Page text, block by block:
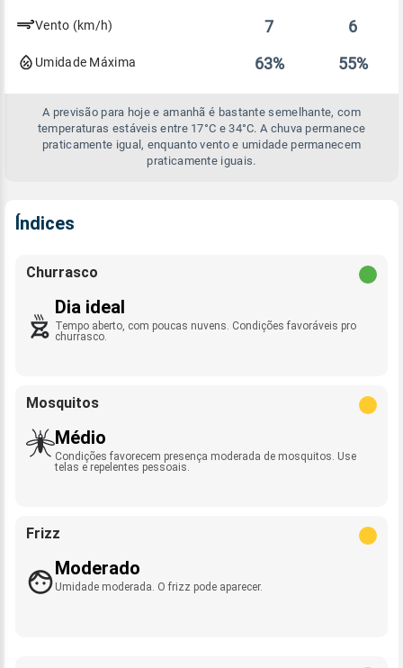
Vento (km/h) 7 6
Umidade Máxima 63% 55%
A previsão para hoje e amanhã é bastante semelhante, com
temperaturas estáveis entre 17°C e 34°C. A chuva permanece
praticamente igual, enquanto vento e umidade permanecem
praticamente iguais.
Índices
Churrasco
Dia ideal
Tempo aberto, com poucas nuvens. Condições favoráveis pro
churrasco.
Mosquitos
Médio
Condições favorecem presença moderada de mosquitos. Use
telas e repelentes pessoais.
Frizz
Moderado
Umidade moderada. O frizz pode aparecer.